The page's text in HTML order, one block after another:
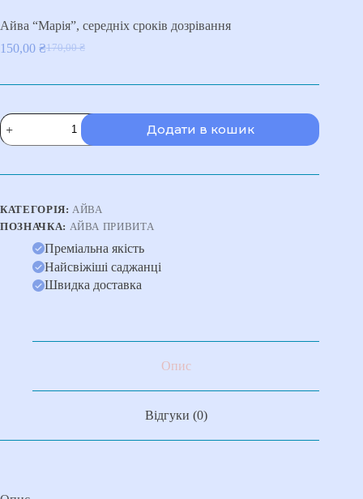
Айва “Марія”, середніх сроків дозрівання
170,00₴
Оригінальна
170,00 ₴.
150,00 ₴Поточна
150,00 ₴.
Айва
"Марія",
середніх
дозрівання
Додати в кошик
КАТЕГОРІЯ: АЙВА
ПОЗНАЧКА: АЙВА ПРИВИТА
Преміальна якість
Найсвіжіші саджанці
Швидка доставка
Опис
Відгуки (0)